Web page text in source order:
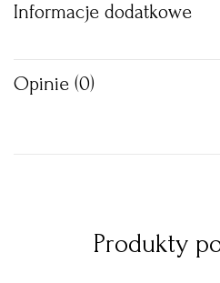
Informacje dodatkowe
Opinie (0)
Produkty